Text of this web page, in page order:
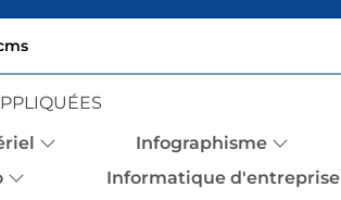
Infographisme
Informatique d'entreprise